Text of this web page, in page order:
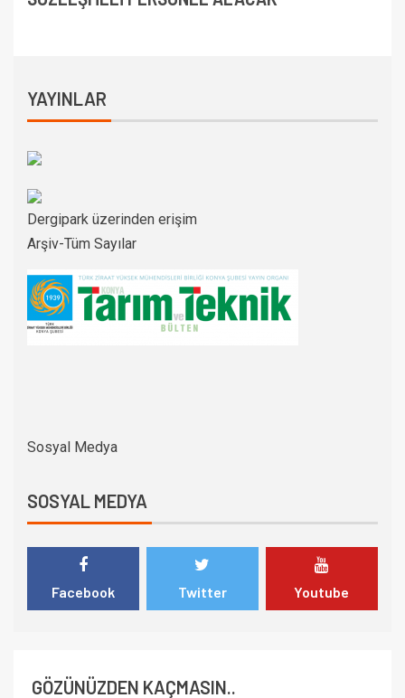
YAYINLAR
Dergipark üzerinden erişim
Arşiv-Tüm Sayılar
Sosyal Medya
SOSYAL MEDYA
Facebook Twitter Youtube
GÖZÜNÜZDEN KAÇMASIN..